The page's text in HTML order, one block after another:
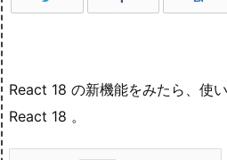
React 18 の新機能をみたら、使
React 18 。